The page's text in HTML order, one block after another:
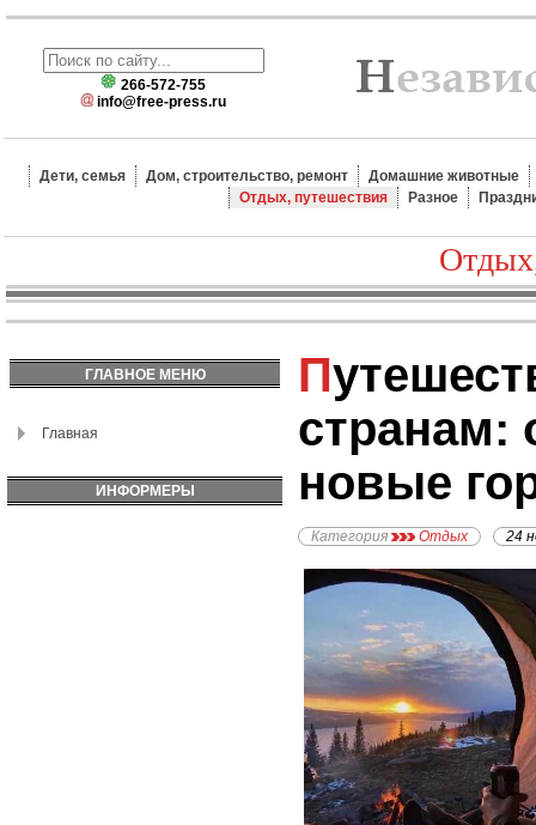
266-572-755
info@free-press.ru
Дети, семья Дом, строительство, ремонт
Домашние животные
Отдых, путешествия
Разное
ГЛАВНОЕ МЕНЮ
Главная
ИНФОРМЕРЫ
Путешествие по
странам:
новые
Категория Отдых 24